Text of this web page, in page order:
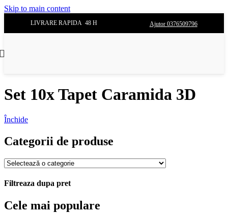
Skip to main content
LIVRARE RAPIDA 48 H Ajutor 0376509796
Set 10x Tapet Caramida 3D
Închide
Categorii de produse
Filtreaza dupa pret
Cele mai populare